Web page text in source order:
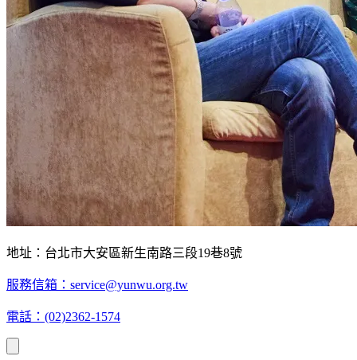
地址：台北市大安區新生南路三段19巷8號
服務信箱： service@yunwu.org.tw
電話：(02)2362-1574